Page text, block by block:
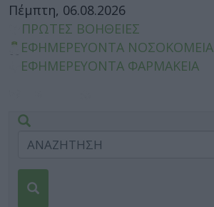
Πέμπτη, 06.08.2026
ΠΡΩΤΕΣ ΒΟΗΘΕΙΕΣ
ΕΦΗΜΕΡΕΥΟΝΤΑ ΝΟΣΟΚΟΜΕΙΑ
ΕΦΗΜΕΡΕΥΟΝΤΑ ΦΑΡΜΑΚΕΙΑ